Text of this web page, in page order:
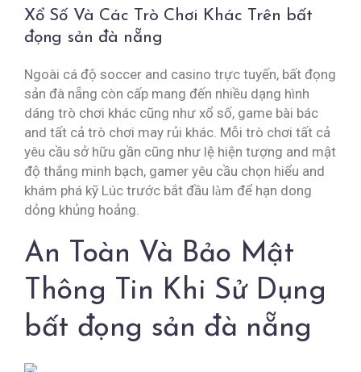
Xổ Số Và Các Trò Chơi Khác Trên bất
đọng sản đà nẵng
Ngoài cá độ soccer and casino trực tuyến, bất đọng
sản đà nẵng còn cấp mang đến nhiều dạng hình
dáng trò chơi khác cũng như xổ số, game bài bác
and tất cả trò chơi may rủi khác. Mỗi trò chơi tất cả
yêu cầu sở hữu gần cũng như lệ hiện tượng and mật
độ thắng minh bạch, gamer yêu cầu chọn hiểu and
khám phá kỹ Lúc trước bắt đầu làm để hạn dong
dỏng khủng hoảng.
An Toàn Và Bảo Mật
Thông Tin Khi Sử Dụng
bất đọng sản đà nẵng